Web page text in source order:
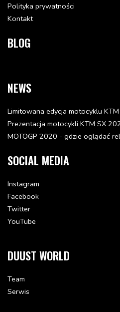
Polityka prywatności
Kontakt
BLOG
NEWS
Limitowana edycja motocyklu KTM
Prezentacja motocykli KTM SX
MOTOGP 2020 - gdzie oglądać
SOCIAL MEDIA
Instagram
Facebook
Twitter
YouTube
DUUST WORLD
Team
Serwis